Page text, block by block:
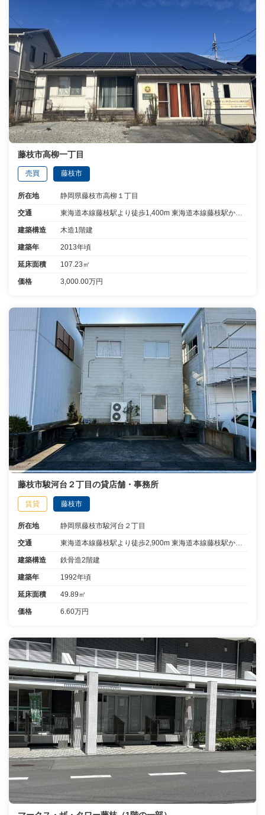
藤枝市高柳一丁目
売買 藤枝市
所在地 静岡県藤枝市高柳１丁目
交通
建築構造 木造1階建
建築年 2013年頃
延床面積 107.23㎡
価格 3,000.00万円
藤枝市駿河台２丁目の貸店舗・事務所
賃貸 藤枝市
所在地 静岡県藤枝市駿河台２丁目
交通 東海道本線藤枝駅より徒歩2,900m 東海道本線藤枝駅から12分乗車藤枝市立総合病院より停歩3分
建築構造 鉄骨造2階建
建築年 1992年頃
延床面積 49.89㎡
価格 6.60万円